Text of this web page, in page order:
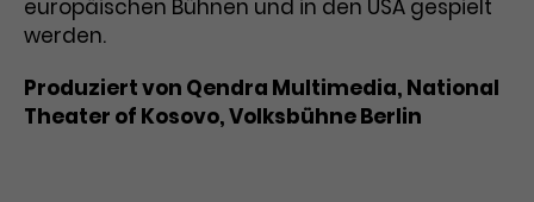
europäischen Bühnen und in den USA gespielt
werden.
Produziert von Qendra Multimedia, National
Theater of Kosovo, Volksbühne Berlin